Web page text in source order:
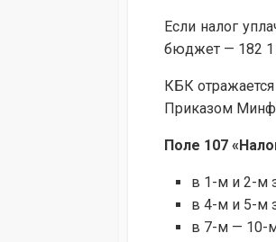
Если налог
бюджет — 182 1
КБК
Приказом
Поле 107
в 1-м и 2-м
в 4-м и 5-м
в 7-м — 10-м